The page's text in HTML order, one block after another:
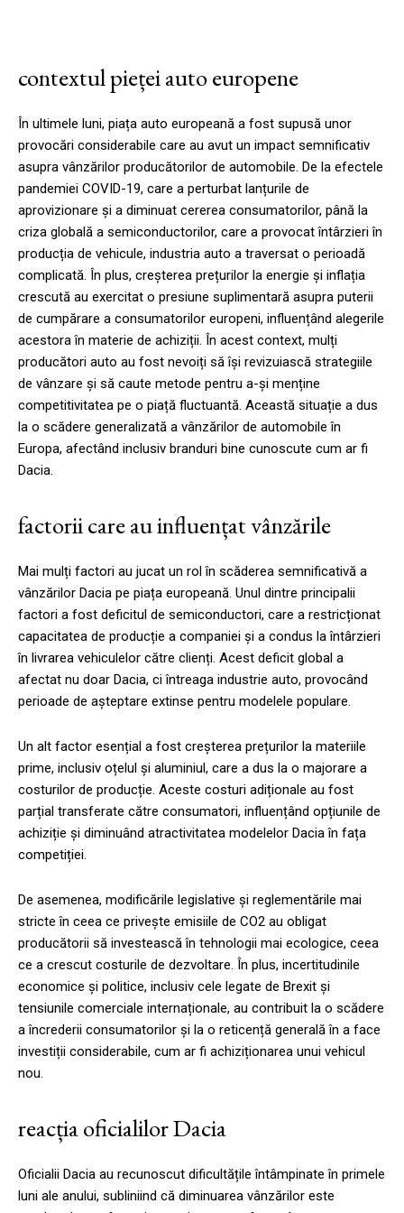
contextul pieței auto europene
În ultimele luni, piața auto europeană a fost supusă unor
provocări considerabile care au avut un impact semnificativ
asupra vânzărilor producătorilor de automobile. De la efectele
pandemiei COVID-19, care a perturbat lanțurile de
aprovizionare și a diminuat cererea consumatorilor, până la
criza globală a semiconductorilor, care a provocat întârzieri în
producția de vehicule, industria auto a traversat o perioadă
complicată. În plus, creșterea prețurilor la energie și inflația
crescută au exercitat o presiune suplimentară asupra puterii
de cumpărare a consumatorilor europeni, influențând alegerile
acestora în materie de achiziții. În acest context, mulți
producători auto au fost nevoiți să își revizuiască strategiile
de vânzare și să caute metode pentru a-și menține
competitivitatea pe o piață fluctuantă. Această situație a dus
la o scădere generalizată a vânzărilor de automobile în
Europa, afectând inclusiv branduri bine cunoscute cum ar fi
Dacia.
factorii care au influențat vânzările
Mai mulți factori au jucat un rol în scăderea semnificativă a
vânzărilor Dacia pe piața europeană. Unul dintre principalii
factori a fost deficitul de semiconductori, care a restricționat
capacitatea de producție a companiei și a condus la întârzieri
în livrarea vehiculelor către clienți. Acest deficit global a
afectat nu doar Dacia, ci întreaga industrie auto, provocând
perioade de așteptare extinse pentru modelele populare.
Un alt factor esențial a fost creșterea prețurilor la materiile
prime, inclusiv oțelul și aluminiul, care a dus la o majorare a
costurilor de producție. Aceste costuri adiționale au fost
parțial transferate către consumatori, influențând opțiunile de
achiziție și diminuând atractivitatea modelelor Dacia în fața
competiției.
De asemenea, modificările legislative și reglementările mai
stricte în ceea ce privește emisiile de CO2 au obligat
producătorii să investească în tehnologii mai ecologice, ceea
ce a crescut costurile de dezvoltare. În plus, incertitudinile
economice și politice, inclusiv cele legate de Brexit și
tensiunile comerciale internaționale, au contribuit la o scădere
a încrederii consumatorilor și la o reticență generală în a face
investiții considerabile, cum ar fi achiziționarea unui vehicul
nou.
reacția oficialilor Dacia
Oficialii Dacia au recunoscut dificultățile întâmpinate în primele
luni ale anului, subliniind că diminuarea vânzărilor este